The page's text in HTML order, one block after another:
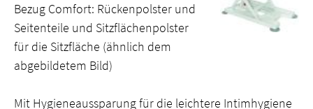
Bezug Comfort: Rückenpolster und
Seitenteile und Sitzflächenpolster
für die Sitzfläche (ähnlich dem
abgebildetem Bild)
Mit Hygieneaussparung für die leichtere Intimhygiene